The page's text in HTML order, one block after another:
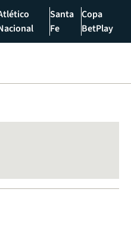
Santa
Fe
Copa
BetPlay